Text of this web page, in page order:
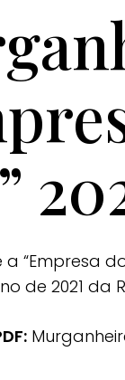
“Empresa
de 2021 da